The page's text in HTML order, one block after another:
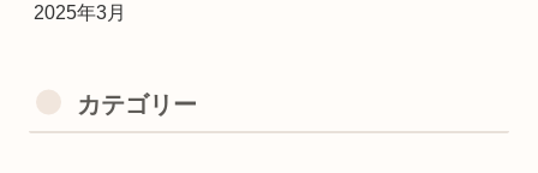
2025年3月
カテゴリー